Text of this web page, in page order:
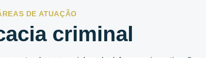
DE ATUAÇÃO
criminal